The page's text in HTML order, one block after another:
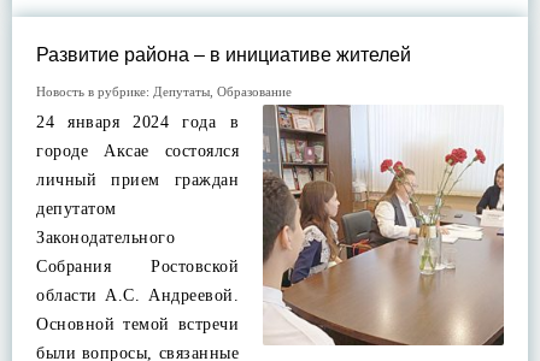
Развитие района – в инициативе жителей
Новость в рубрике: Депутаты Образование
24 января 2024 года в
городе Аксае состоялся
личный прием граждан
депутатом
Законодательного
Собрания Ростовской
области А.С. Андреевой.
Основной темой встречи
были вопросы, связанные